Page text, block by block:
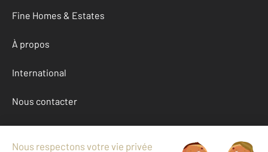
Fine Homes & Estates
À propos
International
Nous contacter